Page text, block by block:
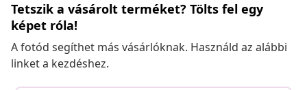
Tetszik a vásárolt terméket? Tölts fel egy
képet róla!
A fotód segíthet más vásárlóknak. Használd az alábbi
linket a kezdéshez.